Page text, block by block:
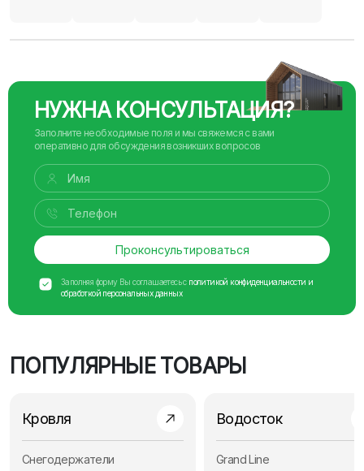
НУЖНА КОНСУЛЬТАЦИЯ?
Заполните необходимые поля и мы свяжемся с вами
оперативно для обсуждения возникших вопросов
Проконсультироваться
Заполняя форму Вы соглашаетесь с политикой конфиденциальности и
обработкой персональных данных
ПОПУЛЯРНЫЕ ТОВАРЫ
Кровля
Снегодержатели
Водосток
Grand Line